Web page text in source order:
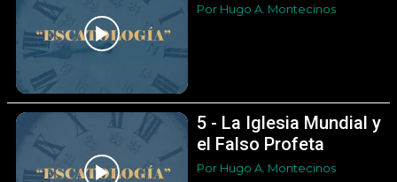
Por Hugo A. Montecinos
5 - La Iglesia Mundial y
el Falso Profeta
Por Hugo A. Montecinos